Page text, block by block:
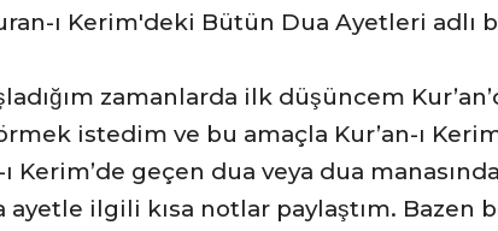
ı Kerim'deki Bütün Dua Ayetleri adlı
zamanlarda ilk düşüncem
istedim ve bu amaçla Kur’an-ı
geçen dua veya dua
ayetle ilgili kısa notlar paylaştım.